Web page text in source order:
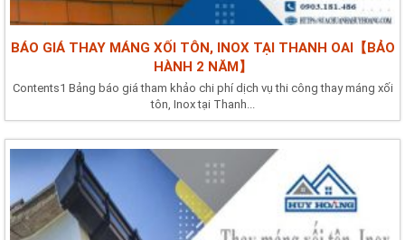
BÁO GIÁ THAY MÁNG XỐI TÔN, INOX TẠI THANH OAI【BẢO
HÀNH 2 NĂM】
Contents1 Bảng báo giá tham khảo chi phí dịch vụ thi công thay máng xối
tôn, Inox tại Thanh...